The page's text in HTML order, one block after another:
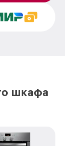
шкафа